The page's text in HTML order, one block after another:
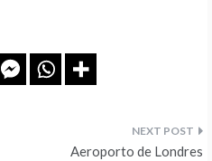
Aeroporto de Londres